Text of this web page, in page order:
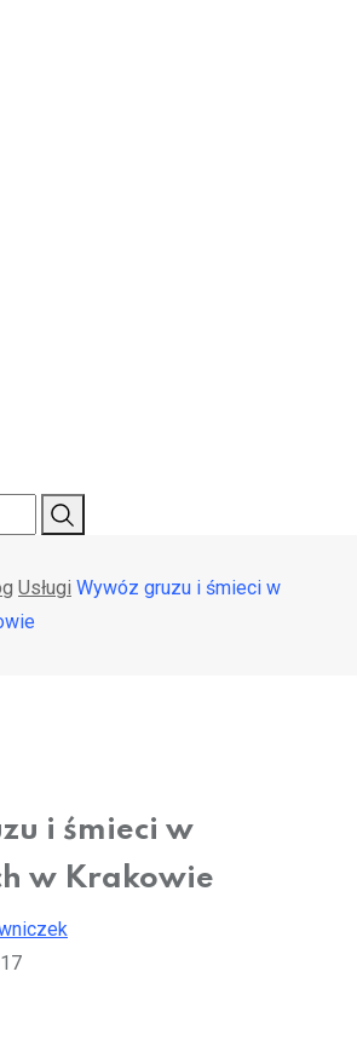
Usługi Wywóz gruzu i śmieci w
i śmieci w
w Krakowie